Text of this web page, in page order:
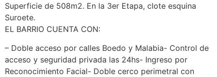
Superficie de 508m2. En la 3er Etapa, clote esquina
Suroete.
EL BARRIO CUENTA CON:
– Doble acceso por calles Boedo y Malabia- Control de
acceso y seguridad privada las 24hs- Ingreso por
Reconocimiento Facial- Doble cerco perimetral con